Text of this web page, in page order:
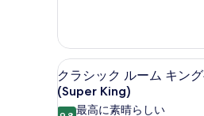
可
(Super
King)
の
ジ
利
用
可
(Super
ル
ベ
ッ
ド
ム
ル
ー
ム
シ
ク
ラ
シ
9
クラシック ルーム キン
(Super King)
最高に素晴らしい